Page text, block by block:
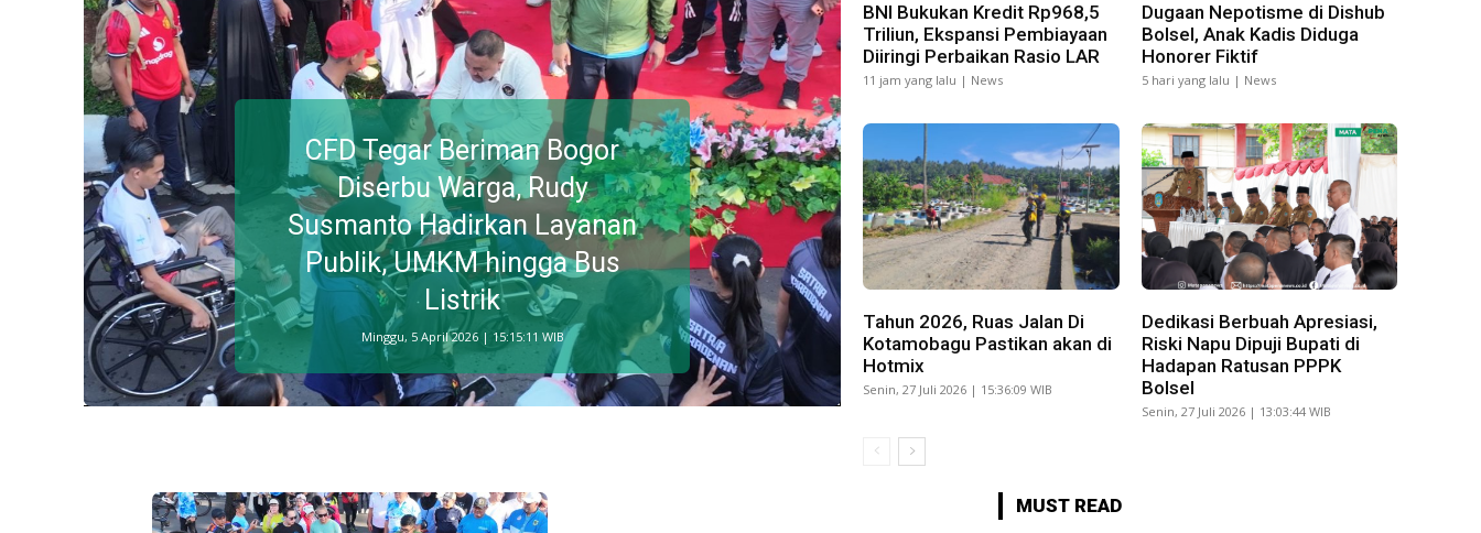
CFD Tegar Beriman Bogor
Diserbu Warga, Rudy
Susmanto Hadirkan Layanan
Publik, UMKM hingga Bus
Listrik
Minggu, 5 April 2026 | 15:15:11 WIB
BNI Bukukan Kredit Rp968,5
Triliun, Ekspansi Pembiayaan
Diiringi Perbaikan Rasio LAR
11 jam yang lalu | News
Dugaan Nepotisme di Dishub
Bolsel, Anak Kadis Diduga
Honorer Fiktif
5 hari yang lalu | News
Tahun 2026, Ruas Jalan Di
Kotamobagu Pastikan akan di
Hotmix
Senin, 27 Juli 2026 | 15:36:09 WIB
Dedikasi Berbuah Apresiasi,
Riski Napu Dipuji Bupati di
Hadapan Ratusan PPPK
Bolsel
Senin, 27 Juli 2026 | 13:03:44 WIB
MUST READ